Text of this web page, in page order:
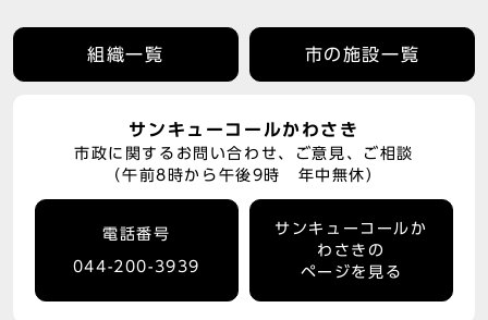
組織一覧 市の施設一覧
サンキューコールかわさき
市政に関するお問い合わせ、ご意見、ご相談
（午前8時から午後9時 年中無休）
電話番号
044-200-3939
サンキューコールか
わさきの
ページを見る